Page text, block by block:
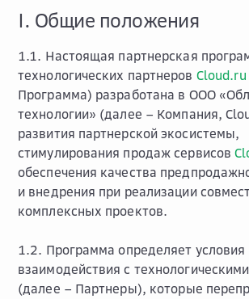
I. Общие положения
1.1. Настоящая партнерская
технологических партнеров Cloud.ru
Программа) разработана в ООО
технологии» (далее – Компания,
развития партнерской экосистемы,
стимулирования продаж сервисов
обеспечения качества
и внедрения при реализации
комплексных проектов.
1.2. Программа определяет условия
взаимодействия с
(далее – Партнеры), которые